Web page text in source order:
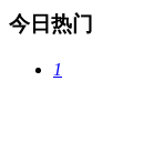
今日热门
1